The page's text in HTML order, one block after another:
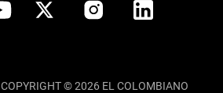
COPYRIGHT © 2026 EL COLOMBIANO